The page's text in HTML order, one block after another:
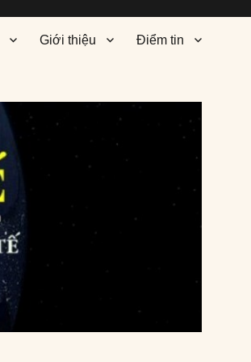
Giới thiệu Điểm tin